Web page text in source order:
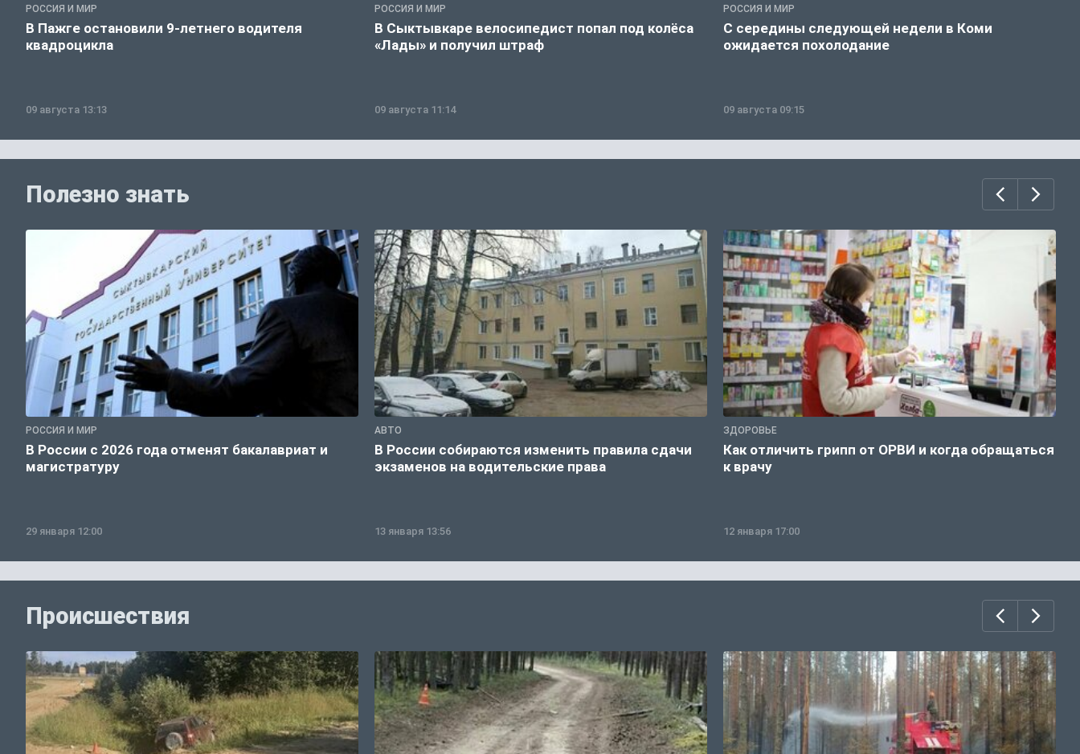
РОССИЯ И МИР
В Пажге остановили 9-летнего водителя
квадроцикла
09 августа 13:13
РОССИЯ И МИР
В Сыктывкаре велосипедист попал под колёса
«Лады» и получил штраф
09 августа 11:14
РОССИЯ И МИР
С середины следующей недели в Коми
ожидается похолодание
09 августа 09:15
Полезно знать
РОССИЯ И МИР
В России с 2026 года отменят бакалавриат и
магистратуру
29 января 12:00
АВТО
В России собираются изменить правила сдачи
экзаменов на водительские права
13 января 13:56
ЗДОРОВЬЕ
Как отличить грипп от ОРВИ и когда обращаться
к врачу
12 января 17:00
Происшествия